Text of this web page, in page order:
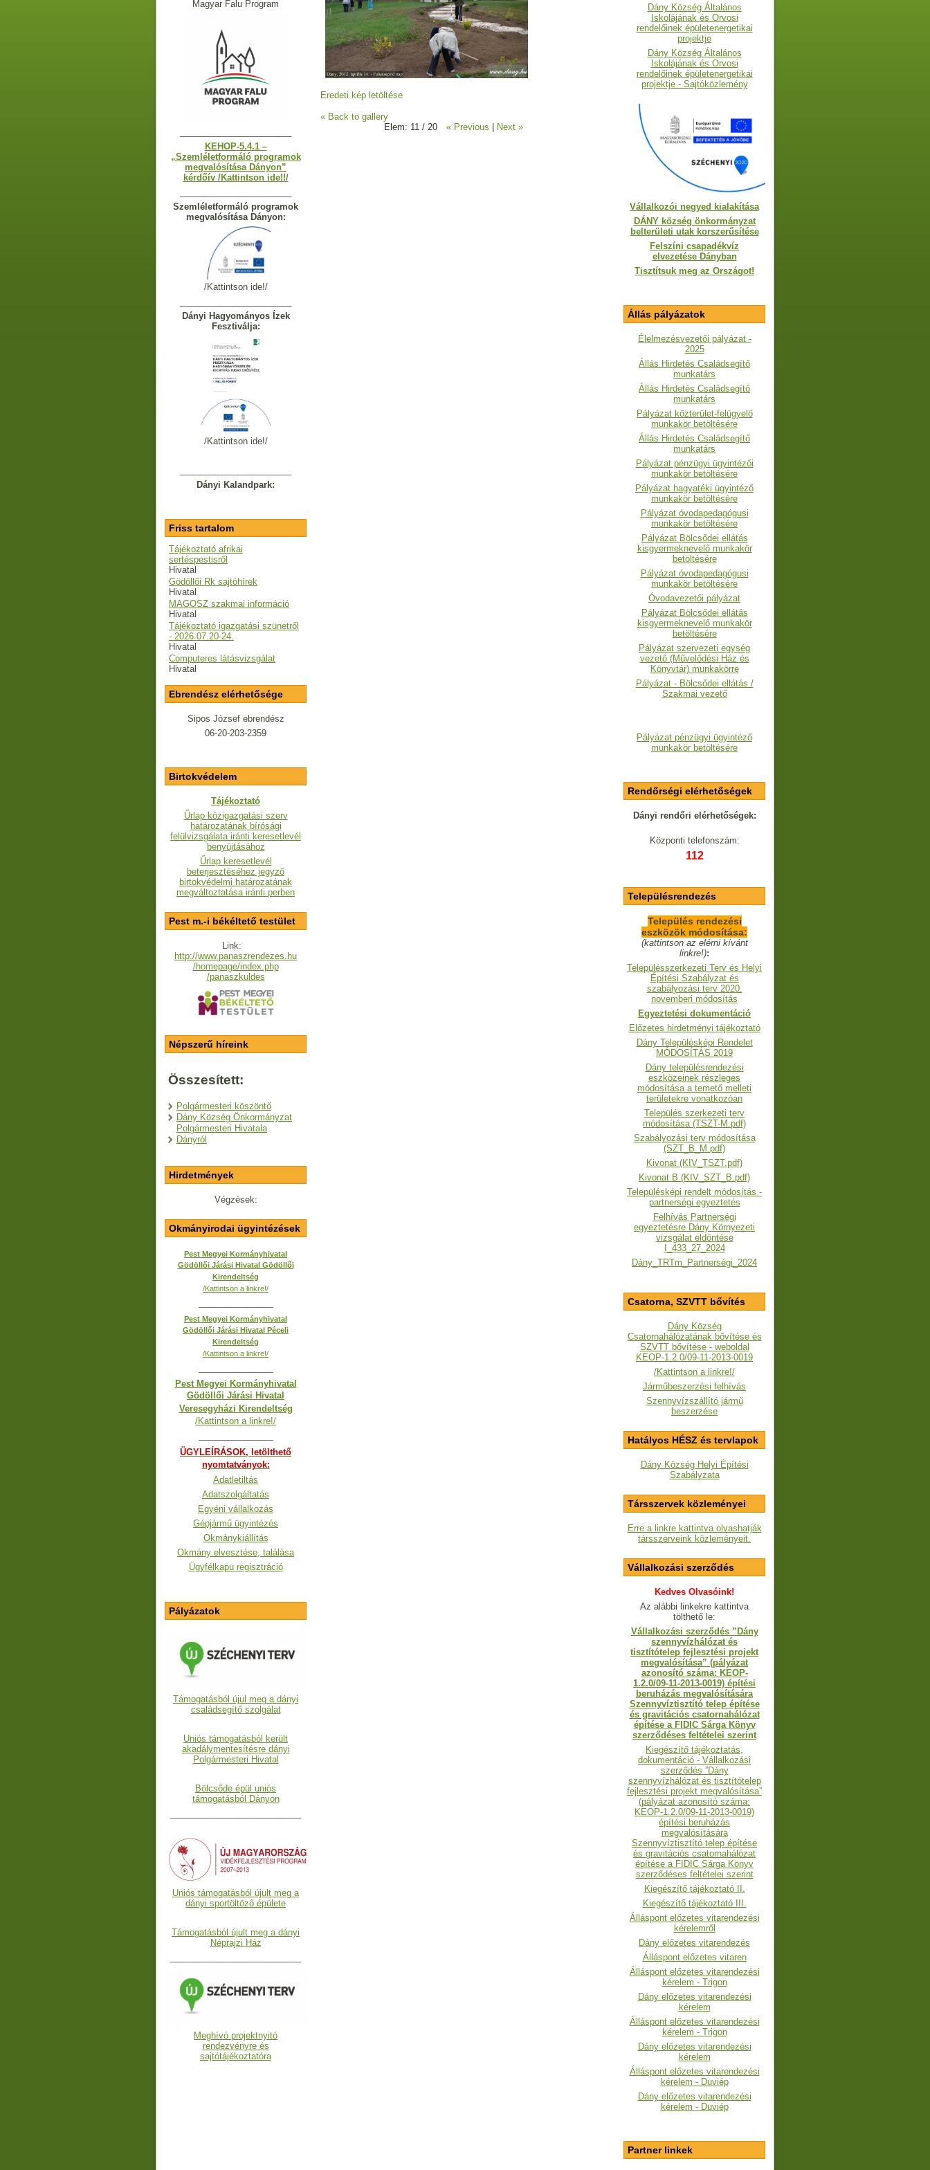
Magyar Falu Program
KEHOP-5.4.1 –
„Szemléletformáló programok
megvalósítása Dányon”
kérdőív /Kattintson ide!!/
Szemléletformáló programok
megvalósítása Dányon:
/Kattintson ide!/
Dányi Hagyományos Ízek
Fesztiválja:
/Kattintson ide!/
Dányi Kalandpark:
Friss tartalom
Tájékoztató afrikai
sertéspestisről
Hivatal
Gödöllői Rk sajtóhírek
Hivatal
MAGOSZ szakmai információ
Hivatal
Tájékoztató igazgatási szünetről
- 2026.07.20-24.
Hivatal
Computeres látásvizsgálat
Hivatal
Ebrendész elérhetősége
Sipos József ebrendész
06-20-203-2359
Birtokvédelem
Tájékoztató
Űrlap közigazgatási szerv
határozatának bírósági
felülvizsgálata iránti keresetlevél
benyújtásához
Űrlap keresetlevél
beterjesztéséhez jegyző
birtokvédelmi határozatának
megváltoztatása iránti perben
Pest m.-i békéltető testület
Link:
http://www.panaszrendezes.hu
/homepage/index.php
/panaszkuldes
Népszerű híreink
Összesített:
Polgármesteri köszöntő
Dány Község Önkormányzat
Polgármesteri Hivatala
Dányról
Hirdetmények
Végzések:
Okmányirodai ügyintézések
Pest Megyei Kormányhivatal
Gödöllői Járási Hivatal Gödöllői
Kirendeltség
/Kattintson a linkre!/
Pest Megyei Kormányhivatal
Gödöllői Járási Hivatal Péceli
Kirendeltség
/Kattintson a linkre!/
Pest Megyei Kormányhivatal
Gödöllői Járási Hivatal
Veresegyházi Kirendeltség
/Kattintson a linkre!/
ÜGYLEÍRÁSOK, letölthető
nyomtatványok:
Adatletiltás
Adatszolgáltatás
Egyéni vállalkozás
Gépjármű ügyintézés
Okmánykiállítás
Okmány elvesztése, találása
Ügyfélkapu regisztráció
Pályázatok
Támogatásból újul meg a dányi
családsegítő szolgálat
Uniós támogatásból került
akadálymentesítésre dányi
Polgármesteri Hivatal
Bölcsőde épül uniós
támogatásból Dányon
Uniós támogatásból újult meg a
dányi sportöltöző épülete
Támogatásból újult meg a dányi
Néprajzi Ház
Meghívó projektnyitó
rendezvényre és
sajtótájékoztatóra
Eredeti kép letöltése
« Back to gallery
Elem: 11 / 20
« Previous | Next »
Dány Község Általános
Iskolájának és Orvosi
rendelőinek épületenergetikai
projektje
Dány Község Általános
Iskolájának és Orvosi
rendelőinek épületenergetikai
projektje - Sajtóközlemény
Vállalkozói negyed kialakítása
DÁNY község önkormányzat
belterületi utak korszerűsítése
Felszíni csapadékvíz
elvezetése Dányban
Tisztítsuk meg az Országot!
Állás pályázatok
Élelmezésvezetői pályázat -
2025
Állás Hirdetés Családsegítő
munkatárs
Állás Hirdetés Családsegítő
munkatárs
Pályázat közterület-felügyelő
munkakör betöltésére
Állás Hirdetés Családsegítő
munkatárs
Pályázat pénzügyi ügyintézői
munkakör betöltésére
Pályázat hagyatéki ügyintéző
munkakör betöltésére
Pályázat óvodapedagógusi
munkakör betöltésére
Pályázat Bölcsődei ellátás
kisgyermeknevelő munkakör
betöltésére
Pályázat óvodapedagógusi
munkakör betöltésére
Óvodavezetői pályázat
Pályázat Bölcsődei ellátás
kisgyermeknevelő munkakör
betöltésére
Pályázat szervezeti egység
vezető (Művelődési Ház és
Könyvtár) munkakörre
Pályázat - Bölcsődei ellátás /
Szakmai vezető
Pályázat pénzügyi ügyintéző
munkakör betöltésére
Rendőrségi elérhetőségek
Dányi rendőri elérhetőségek:
Központi telefonszám:
112
Településrendezés
Település rendezési
eszközök módosítása:
(kattintson az elérni kívánt
linkre!):
Településszerkezeti Terv és Helyi
Építési Szabályzat és
szabályozási terv 2020.
novemberi módosítás
Egyeztetési dokumentáció
Előzetes hirdetményi tájékoztató
Dány Településképi Rendelet
MÓDOSÍTÁS 2019
Dány településrendezési
eszközeinek részleges
módosítása a temető melleti
területekre vonatkozóan
Település szerkezeti terv
módosítása (TSZT-M.pdf)
Szabályozási terv módosítása
(SZT_B_M.pdf)
Kivonat (KIV_TSZT.pdf)
Kivonat B (KIV_SZT_B.pdf)
Településképi rendelt módosítás -
partnerségi egyeztetés
Felhívás Partnerségi
egyeztetésre Dány Környezeti
vizsgálat eldöntése
I_433_27_2024
Dány_TRTm_Partnerségi_2024
Csatorna, SZVTT bővítés
Dány Község
Csatornahálózatának bővítése és
SZVTT bővítése - weboldal
KEOP-1.2.0/09-11-2013-0019
/Kattintson a linkre!/
Járműbeszerzési felhívás
Szennyvízszállító jármű
beszerzése
Hatályos HÉSZ és tervlapok
Dány Község Helyi Építési
Szabályzata
Társszervek közleményei
Erre a linkre kattintva olvashatják
társszerveink közleményeit.
Vállalkozási szerződés
Kedves Olvasóink!
Az alábbi linkekre kattintva
tölthető le:
Vállalkozási szerződés ”Dány
szennyvízhálózat és
tisztítótelep fejlesztési projekt
megvalósítása” (pályázat
azonosító száma: KEOP-
1.2.0/09-11-2013-0019) építési
beruházás megvalósítására
Szennyvíztisztító telep építése
és gravitációs csatornahálózat
építése a FIDIC Sárga Könyv
szerződéses feltételei szerint
Kiegészítő tájékoztatás,
dokumentáció - Vállalkozási
szerződés ”Dány
szennyvízhálózat és tisztítótelep
fejlesztési projekt megvalósítása”
(pályázat azonosító száma:
KEOP-1.2.0/09-11-2013-0019)
építési beruházás
megvalósítására
Szennyvíztisztító telep építése
és gravitációs csatornahálózat
építése a FIDIC Sárga Könyv
szerződéses feltételei szerint
Kiegészítő tájékoztató II.
Kiegészítő tájékoztató III.
Álláspont előzetes vitarendezési
kérelemről
Dány előzetes vitarendezés
Álláspont előzetes vitaren
Álláspont előzetes vitarendezési
kérelem - Trigon
Dány előzetes vitarendezési
kérelem
Álláspont előzetes vitarendezési
kérelem - Trigon
Dány előzetes vitarendezési
kérelem
Álláspont előzetes vitarendezési
kérelem - Duviép
Dány előzetes vitarendezési
kérelem - Duviép
Partner linkek